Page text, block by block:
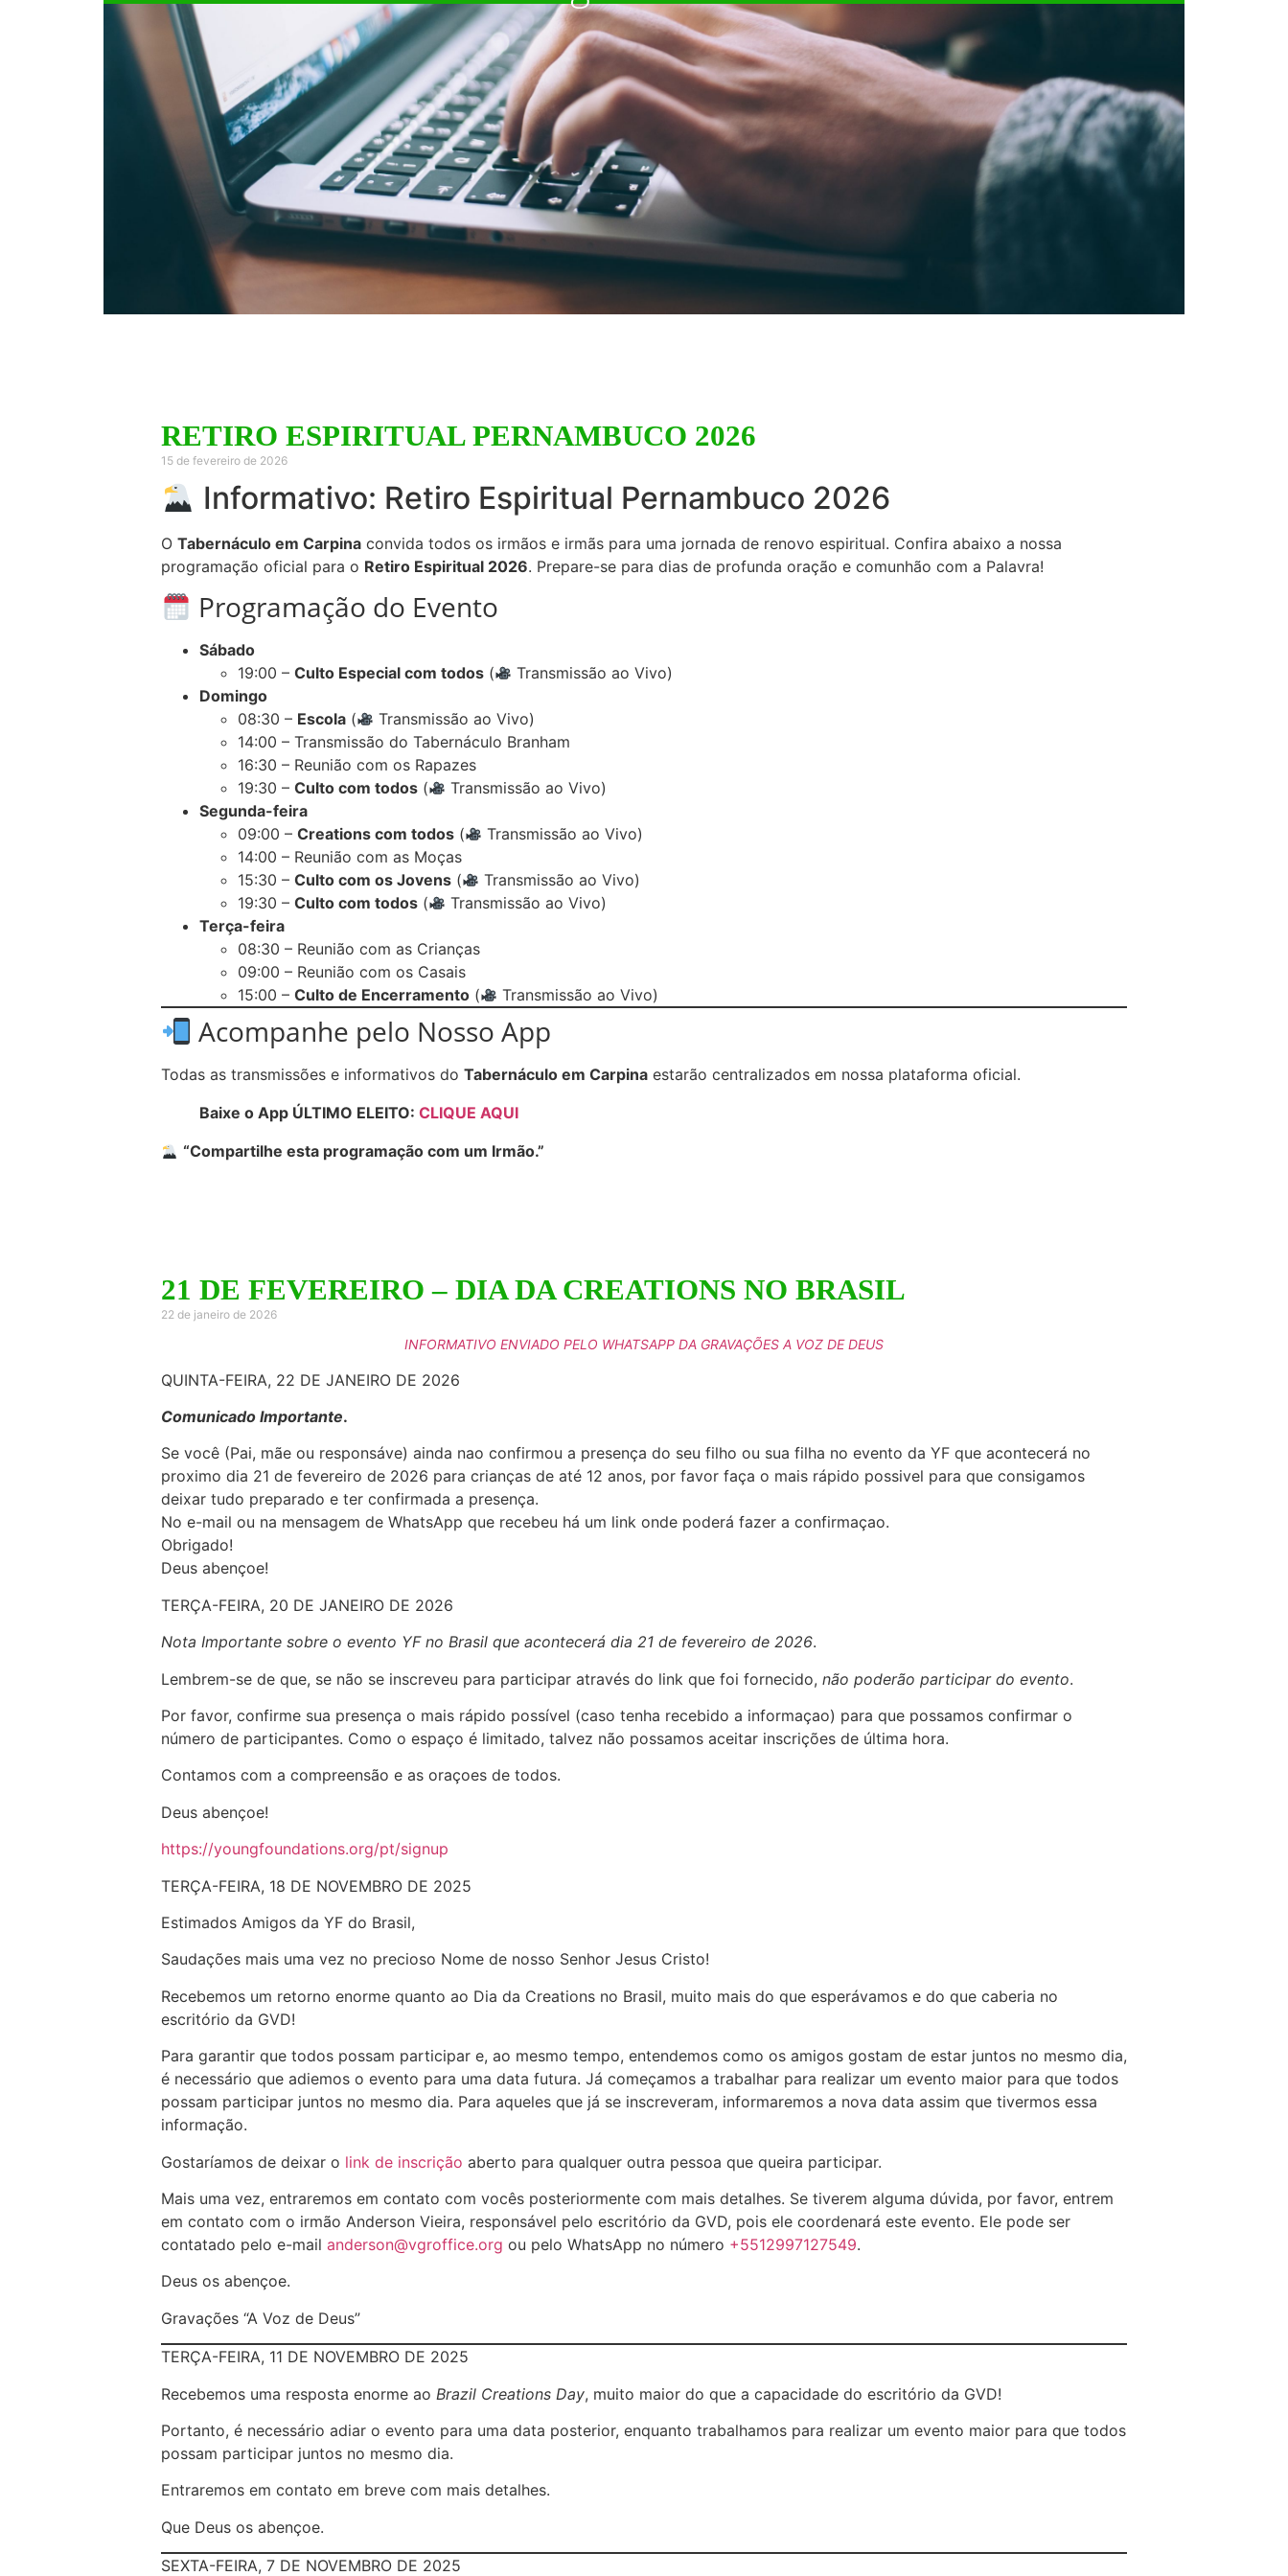
RETIRO ESPIRITUAL PERNAMBUCO 2026
15 de fevereiro de 2026
Informativo: Retiro Espiritual Pernambuco 2026
O Tabernáculo em Carpina convida todos os irmãos e irmãs para uma jornada de renovo espiritual. Confira abaixo a nossa
programação oficial para o Retiro Espiritual 2026. Prepare-se para dias de profunda oração e comunhão com a Palavra!
Programação do Evento
Sábado
19:00 – Culto Especial com todos (
Transmissão ao Vivo)
Domingo
08:30 – Escola (
Transmissão ao Vivo)
14:00 – Transmissão do Tabernáculo Branham
16:30 – Reunião com os Rapazes
19:30 – Culto com todos (
Transmissão ao Vivo)
Segunda-feira
09:00 – Creations com todos (
Transmissão ao Vivo)
14:00 – Reunião com as Moças
15:30 – Culto com os Jovens (
Transmissão ao Vivo)
19:30 – Culto com todos (
Transmissão ao Vivo)
Terça-feira
08:30 – Reunião com as Crianças
09:00 – Reunião com os Casais
15:00 – Culto de Encerramento ( Transmissão ao Vivo)
Acompanhe pelo Nosso App
Todas as transmissões e informativos do Tabernáculo em Carpina estarão centralizados em nossa plataforma oficial.
Baixe o App ÚLTIMO ELEITO: CLIQUE AQUI
“Compartilhe esta programação com um Irmão.”
21 DE FEVEREIRO – DIA DA CREATIONS NO BRASIL
22 de janeiro de 2026
INFORMATIVO ENVIADO PELO WHATSAPP DA GRAVAÇÕES A VOZ DE DEUS
QUINTA-FEIRA, 22 DE JANEIRO DE 2026
Comunicado Importante.
Se você (Pai, mãe ou responsáve) ainda nao confirmou a presença do seu filho ou sua filha no evento da YF que acontecerá no
proximo dia 21 de fevereiro de 2026 para crianças de até 12 anos, por favor faça o mais rápido possivel para que consigamos
deixar tudo preparado e ter confirmada a presença.
No e-mail ou na mensagem de WhatsApp que recebeu há um link onde poderá fazer a confirmaçao.
Obrigado!
Deus abençoe!
TERÇA-FEIRA, 20 DE JANEIRO DE 2026
Nota Importante sobre o evento YF no Brasil que acontecerá dia 21 de fevereiro de 2026.
Lembrem-se de que, se não se inscreveu para participar através do link que foi fornecido, não poderão participar do evento.
Por favor, confirme sua presença o mais rápido possível (caso tenha recebido a informaçao) para que possamos confirmar o
número de participantes. Como o espaço é limitado, talvez não possamos aceitar inscrições de última hora.
Contamos com a compreensão e as oraçoes de todos.
Deus abençoe!
https://youngfoundations.org/pt/signup
TERÇA-FEIRA, 18 DE NOVEMBRO DE 2025
Estimados Amigos da YF do Brasil,
Saudações mais uma vez no precioso Nome de nosso Senhor Jesus Cristo!
Recebemos um retorno enorme quanto ao Dia da Creations no Brasil, muito mais do que esperávamos e do que caberia no
escritório da GVD!
Para garantir que todos possam participar e, ao mesmo tempo, entendemos como os amigos gostam de estar juntos no mesmo dia,
é necessário que adiemos o evento para uma data futura. Já começamos a trabalhar para realizar um evento maior para que todos
possam participar juntos no mesmo dia. Para aqueles que já se inscreveram, informaremos a nova data assim que tivermos essa
informação.
Gostaríamos de deixar o link de inscrição aberto para qualquer outra pessoa que queira participar.
Mais uma vez, entraremos em contato com vocês posteriormente com mais detalhes. Se tiverem alguma dúvida, por favor, entrem
em contato com o irmão Anderson Vieira, responsável pelo escritório da GVD, pois ele coordenará este evento. Ele pode ser
contatado pelo e-mail anderson@vgroffice.org ou pelo WhatsApp no número +5512997127549.
Deus os abençoe.
Gravações “A Voz de Deus”
TERÇA-FEIRA, 11 DE NOVEMBRO DE 2025
Recebemos uma resposta enorme ao Brazil Creations Day, muito maior do que a capacidade do escritório da GVD!
Portanto, é necessário adiar o evento para uma data posterior, enquanto trabalhamos para realizar um evento maior para que todos
possam participar juntos no mesmo dia.
Entraremos em contato em breve com mais detalhes.
Que Deus os abençoe.
SEXTA-FEIRA, 7 DE NOVEMBRO DE 2025